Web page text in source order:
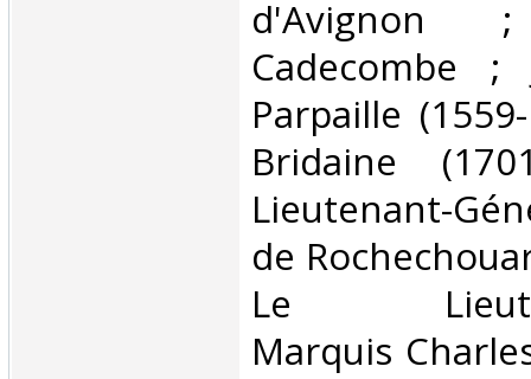
Cadecombe ;
Parpaille
Bridaine
Lieutenant-
de
Le
Marquis